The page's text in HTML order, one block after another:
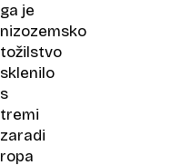
ga je
nizozemsko
tožilstvo
sklenilo
s
tremi
zaradi
ropa